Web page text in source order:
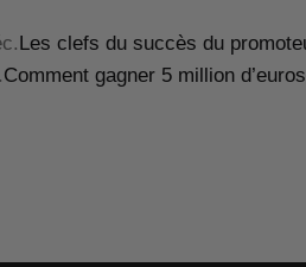
Les clefs du succès du
Comment gagner 5 million